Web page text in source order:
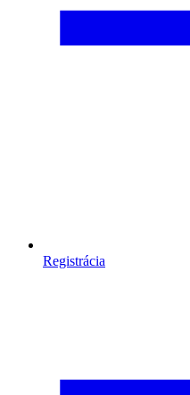
Registrácia